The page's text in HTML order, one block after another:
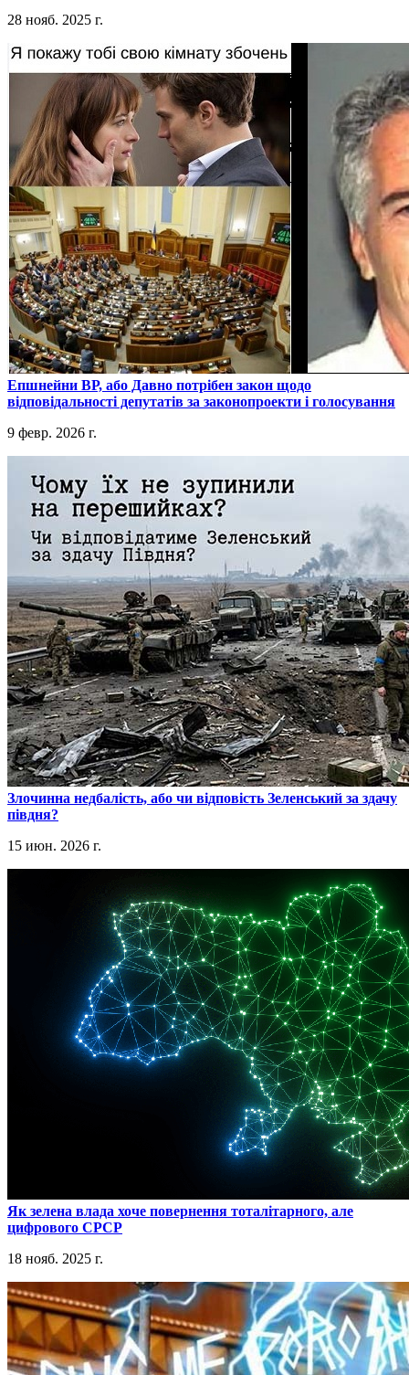
28 нояб. 2025 г.
​Епшнейни ВР, або Давно потрібен закон щодо
відповідальності депутатів за законопроекти і голосування
9 февр. 2026 г.
​Злочинна недбалість, або чи відповість Зеленський за здачу
півдня?
15 июн. 2026 г.
​Як зелена влада хоче повернення тоталітарного, але
цифрового СРСР
18 нояб. 2025 г.